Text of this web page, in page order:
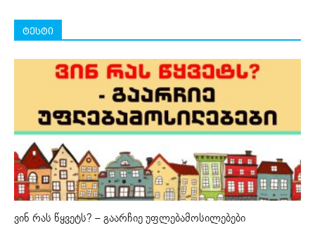
ტესტი
ვინ რას წყვეტს? – გაარჩიე უფლებამოსილებები